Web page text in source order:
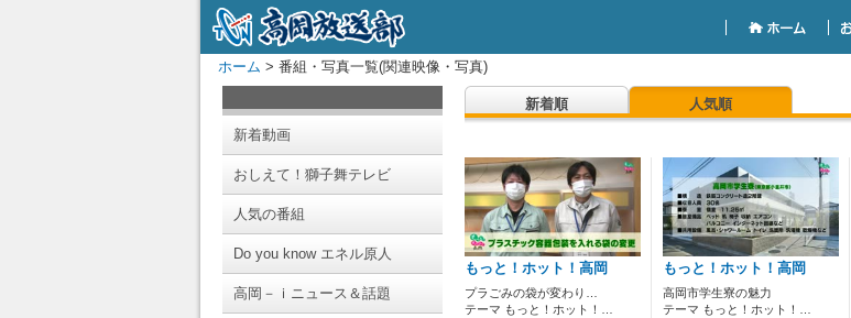
ホーム > 番組・写真一覧(関連映像・写真)
新着動画
おしえて！獅子舞テレビ
人気の番組
Do you know エネル原人
高岡－ｉニュース＆話題
新着順 人気順
もっと！ホット！高岡
プラごみの袋が変わり…
テーマ もっと！ホット！…
もっと！ホット！高岡
高岡市学生寮の魅力
テーマ もっと！ホット！…